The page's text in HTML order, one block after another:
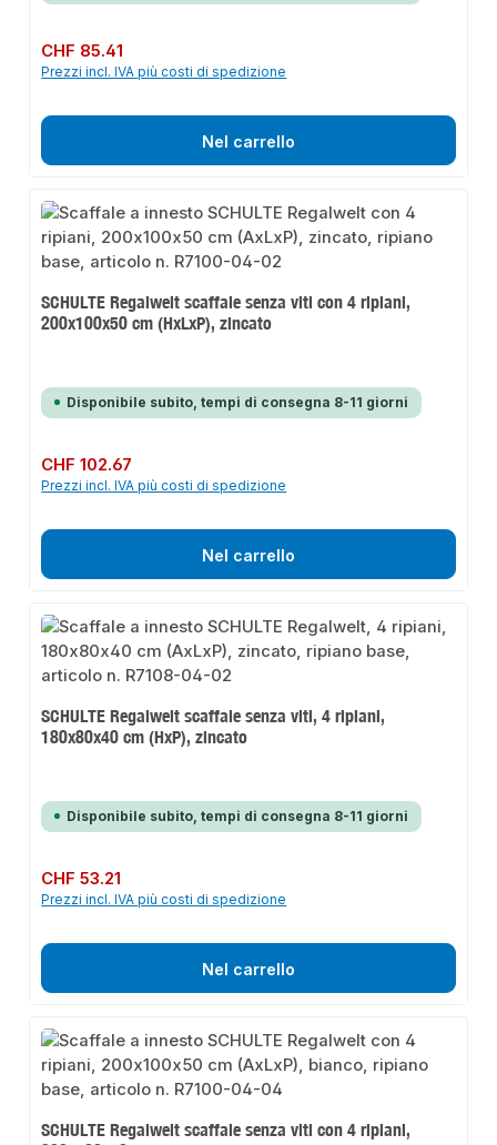
Prezzo normale:
CHF 85.41
Prezzi incl. IVA più costi di spedizione
Nel carrello
SCHULTE Regalwelt scaffale senza viti con 4 ripiani,
200x100x50 cm (HxLxP), zincato
Disponibile subito, tempi di consegna 8-11 giorni
Prezzo normale:
CHF 102.67
Prezzi incl. IVA più costi di spedizione
Nel carrello
SCHULTE Regalwelt scaffale senza viti, 4 ripiani,
180x80x40 cm (HxP), zincato
Disponibile subito, tempi di consegna 8-11 giorni
Prezzo normale:
CHF 53.21
Prezzi incl. IVA più costi di spedizione
Nel carrello
SCHULTE Regalwelt scaffale senza viti con 4 ripiani,